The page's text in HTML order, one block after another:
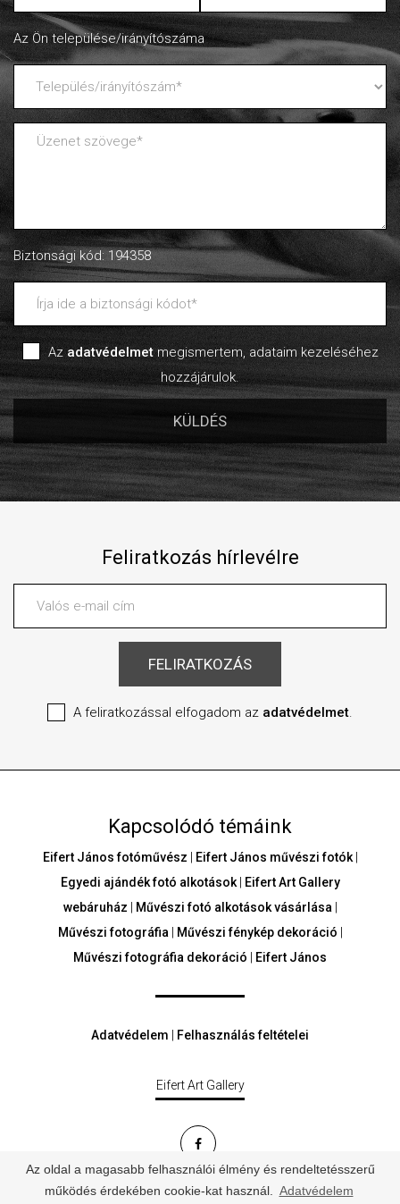
Az oldal a magasabb felhasználói élmény és rendeltetésszerű
működés érdekében cookie-kat használ.
Adatvédelem
Az Ön települése/irányítószáma
Biztonsági kód: 194358
Azadatvédelmetmegismertem, adataim kezeléséhez
hozzájárulok.
Feliratkozás hírlevélre
A feliratkozással elfogadom az adatvédelmet.
Kapcsolódó témáink
Eifert János fotóművész Eifert János művészi fotók|
Egyedi ajándék fotó alkotások|
Eifert Art Gallery
webáruház
Művészi fotó alkotások vásárlása
Művészi fotográfia
Művészi fénykép dekoráció
Művészi fotográfia dekoráció
Eifert János
Adatvédelem Felhasználás feltételei
Eifert Art Gallery
© Minden jog fenntartva - eifertartgallery.hu